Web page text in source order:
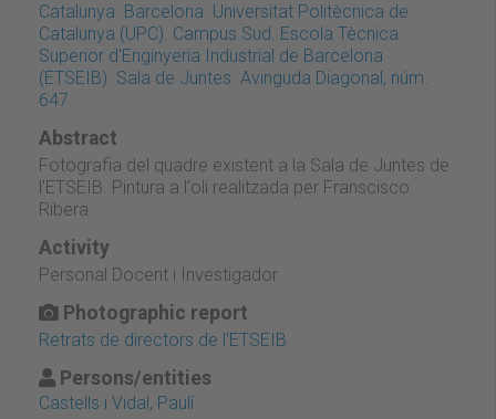
Catalunya. Barcelona. Universitat Politècnica de
Catalunya (UPC). Campus Sud. Escola Tècnica
Superior d'Enginyeria Industrial de Barcelona
(ETSEIB). Sala de Juntes. Avinguda Diagonal, núm.
647
Abstract
Fotografia del quadre existent a la Sala de Juntes de
l'ETSEIB. Pintura a l'oli realitzada per Franscisco
Ribera.
Activity
Personal Docent i Investigador
Photographic report
Retrats de directors de l'ETSEIB
Persons/entities
Castells i Vidal, Paulí